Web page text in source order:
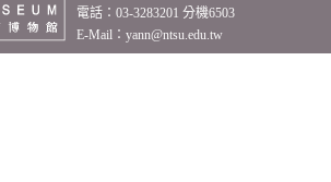
電話：03-3283201 分機6503
E-Mail： yann@ntsu.edu.tw